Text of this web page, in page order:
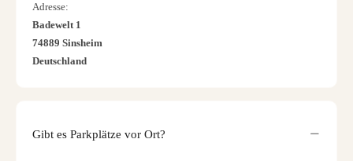
Adresse:
Badewelt 1
74889 Sinsheim
Deutschland
Gibt es Parkplätze vor Ort?